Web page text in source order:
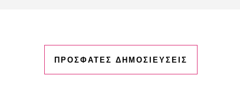
ΠΡΟΣΦΑΤΕΣ ΔΗΜΟΣΙΕΥΣΕΙΣ